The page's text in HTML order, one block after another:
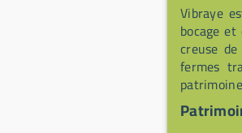
Vibraye
bocage
creuse
fermes